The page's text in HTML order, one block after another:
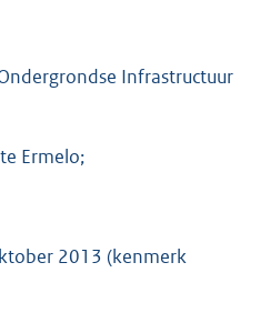
Infrastructuur
Ermelo;
2013 (kenmerk